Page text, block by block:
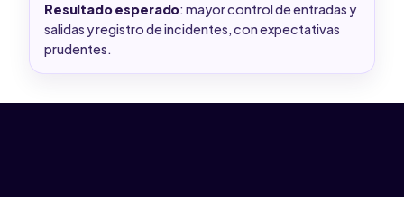
Resultado esperado: mayor control de entradas y
salidas y registro de incidentes, con expectativas
prudentes.